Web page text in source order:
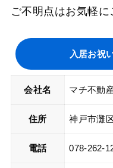
ご不明点はお気軽
入居お祝
会社名 マチ不動
住所 神戸市灘
電話 078-262-